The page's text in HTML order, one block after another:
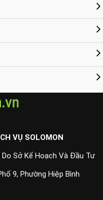
VỤ SOLOMON
Sở Kế Hoạch Và Đầu Tư
9, Phường Hiệp Bình